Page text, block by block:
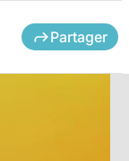
Partager